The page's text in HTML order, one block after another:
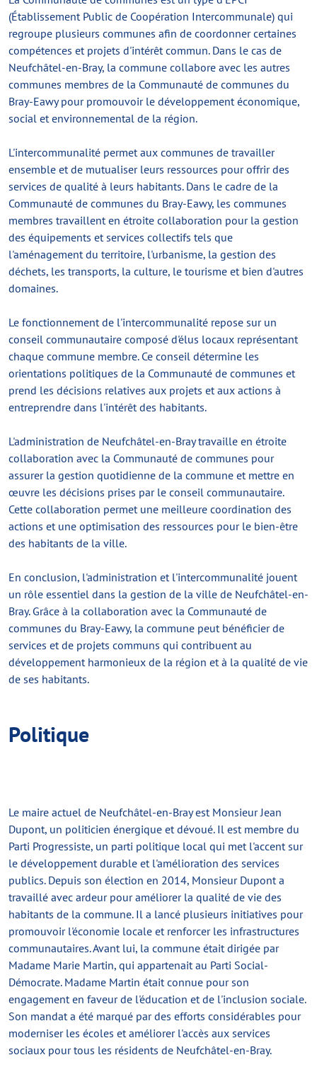
(Établissement Public de Coopération Intercommunale) qui
regroupe plusieurs communes afin de coordonner certaines
compétences et projets d'intérêt commun. Dans le cas de
Neufchâtel-en-Bray, la commune collabore avec les autres
communes membres de la Communauté de communes du
Bray-Eawy pour promouvoir le développement économique,
social et environnemental de la région.
L'intercommunalité permet aux communes de travailler
ensemble et de mutualiser leurs ressources pour offrir des
services de qualité à leurs habitants. Dans le cadre de la
Communauté de communes du Bray-Eawy, les communes
membres travaillent en étroite collaboration pour la gestion
des équipements et services collectifs tels que
l'aménagement du territoire, l'urbanisme, la gestion des
déchets, les transports, la culture, le tourisme et bien d'autres
domaines.
Le fonctionnement de l'intercommunalité repose sur un
conseil communautaire composé d'élus locaux représentant
chaque commune membre. Ce conseil détermine les
orientations politiques de la Communauté de communes et
prend les décisions relatives aux projets et aux actions à
entreprendre dans l'intérêt des habitants.
L'administration de Neufchâtel-en-Bray travaille en étroite
collaboration avec la Communauté de communes pour
assurer la gestion quotidienne de la commune et mettre en
œuvre les décisions prises par le conseil communautaire.
Cette collaboration permet une meilleure coordination des
actions et une optimisation des ressources pour le bien-être
des habitants de la ville.
En conclusion, l'administration et l'intercommunalité jouent
un rôle essentiel dans la gestion de la ville de Neufchâtel-en-
Bray. Grâce à la collaboration avec la Communauté de
communes du Bray-Eawy, la commune peut bénéficier de
services et de projets communs qui contribuent au
développement harmonieux de la région et à la qualité de vie
de ses habitants.
Politique
Le maire actuel de Neufchâtel-en-Bray est Monsieur Jean
Dupont, un politicien énergique et dévoué. Il est membre du
Parti Progressiste, un parti politique local qui met l'accent sur
le développement durable et l'amélioration des services
publics. Depuis son élection en 2014, Monsieur Dupont a
travaillé avec ardeur pour améliorer la qualité de vie des
habitants de la commune. Il a lancé plusieurs initiatives pour
promouvoir l'économie locale et renforcer les infrastructures
communautaires. Avant lui, la commune était dirigée par
Madame Marie Martin, qui appartenait au Parti Social-
Démocrate. Madame Martin était connue pour son
engagement en faveur de l'éducation et de l'inclusion sociale.
Son mandat a été marqué par des efforts considérables pour
moderniser les écoles et améliorer l'accès aux services
sociaux pour tous les résidents de Neufchâtel-en-Bray.